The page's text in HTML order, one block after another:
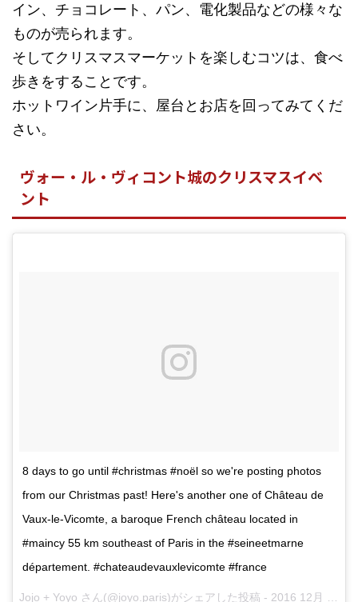
イン、チョコレート、パン、電化製品などの様々な
ものが売られます。
そしてクリスマスマーケットを楽しむコツは、食べ
歩きをすることです。
ホットワイン片手に、屋台とお店を回ってみてくだ
さい。
ヴォー・ル・ヴィコント城のクリスマスイベ
ント
8 days to go until #christmas #noël so we're posting photos
from our Christmas past! Here's another one of Château de
Vaux-le-Vicomte, a baroque French château located in
#maincy 55 km southeast of Paris in the #seineetmarne
département. #chateaudevauxlevicomte #france
Jojo + Yoyo さん(@joyo.paris)がシェアした投稿 - 2016 12月 17 4:04午前 PST